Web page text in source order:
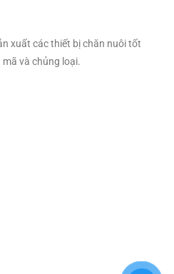
xuất các thiết bị chăn nuôi tốt
và chủng loại.